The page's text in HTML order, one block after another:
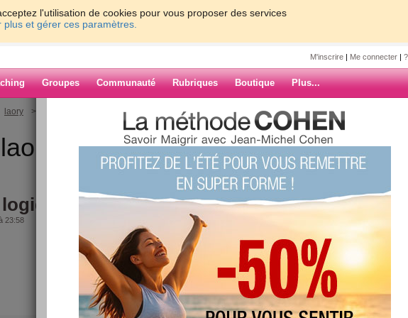
l'utilisation de cookies pour vous proposer des services
plus et gérer ces paramètres.
M'inscrire | Me connecter |
Groupes Communauté Rubriques Boutique Plus...
laory > La suite logique....l'ASSURANCE
23:58
ARCHIVES